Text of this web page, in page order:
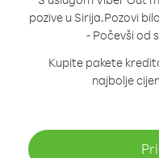
pozive u Sirija.Pozovi
- Počevši od
Kupite pakete
najbolje